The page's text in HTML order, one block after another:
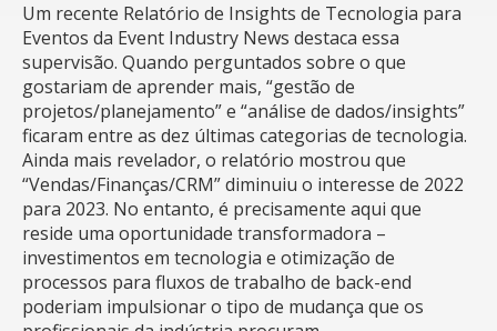
Um recente Relatório de Insights de Tecnologia para
Eventos da Event Industry News destaca essa
supervisão. Quando perguntados sobre o que
gostariam de aprender mais, “gestão de
projetos/planejamento” e “análise de dados/insights”
ficaram entre as dez últimas categorias de tecnologia.
Ainda mais revelador, o relatório mostrou que
“Vendas/Finanças/CRM” diminuiu o interesse de 2022
para 2023. No entanto, é precisamente aqui que
reside uma oportunidade transformadora –
investimentos em tecnologia e otimização de
processos para fluxos de trabalho de back-end
poderiam impulsionar o tipo de mudança que os